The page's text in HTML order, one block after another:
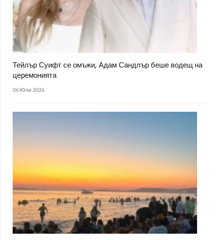
Тейлър Суифт се омъжи, Адам Сандлър беше водещ на
церемонията
06 Юли 2026